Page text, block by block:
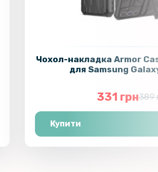
Чохол-накладка Armor
для Samsung
331 грн389
Купити